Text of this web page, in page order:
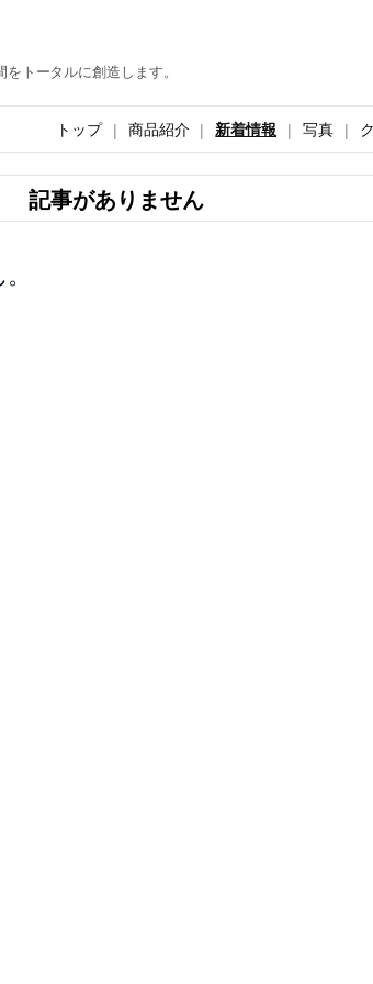
トータルに創造します。
トップ 商品紹介 新着情報 写真
記事がありません